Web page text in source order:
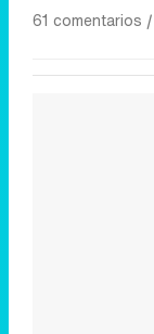
61 comentarios |